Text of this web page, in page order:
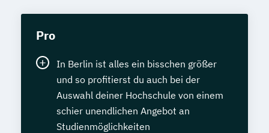
Pro
In Berlin ist alles ein bisschen größer
und so profitierst du auch bei der
Auswahl deiner Hochschule von einem
schier unendlichen Angebot an
Studienmöglichkeiten